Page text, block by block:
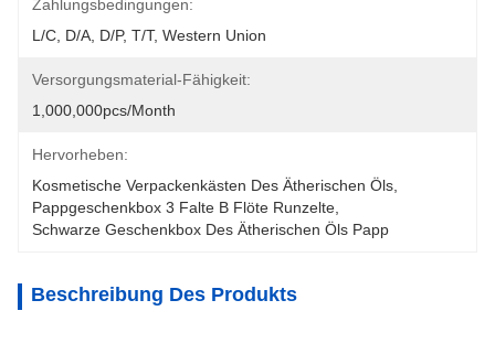
Zahlungsbedingungen:
L/C, D/A, D/P, T/T, Western Union
Versorgungsmaterial-Fähigkeit:
1,000,000pcs/month
Hervorheben:
Kosmetische Verpackenkästen Des Ätherischen Öls
Pappgeschenkbox 3 Falte B Flöte Runzelte
Schwarze Geschenkbox Des Ätherischen Öls Papp
Beschreibung Des Produkts